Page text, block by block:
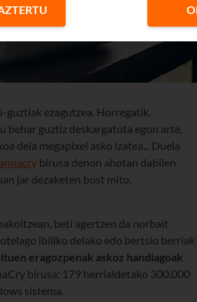
ezagutzea. Horregatik,
behar guztiz deskargatuta egon arte,
dela megapixel asko izatea... Duela
birusa denon ahotan dabilen
jar dezaketen bost mito.
beti agertzen da norbait
ibiliko delako edo bertsio berriak
eragozpenak askoz handiagoak
birusa: 179 herrialdetako 300.000
sistema.